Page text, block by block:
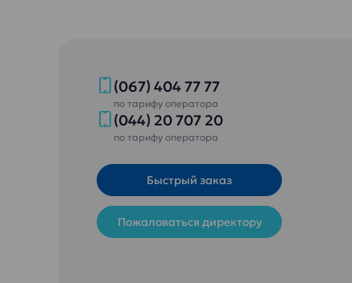
(067) 404 77 77
по тарифу оператора
(044) 20 707 20
по тарифу оператора
Быстрый заказ
Пожаловаться директору